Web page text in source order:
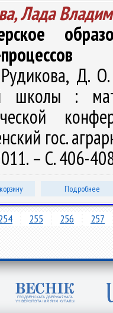
Лада
Д. О.
школы :
гос.
– С. 406-
Подробнее
255 256 257